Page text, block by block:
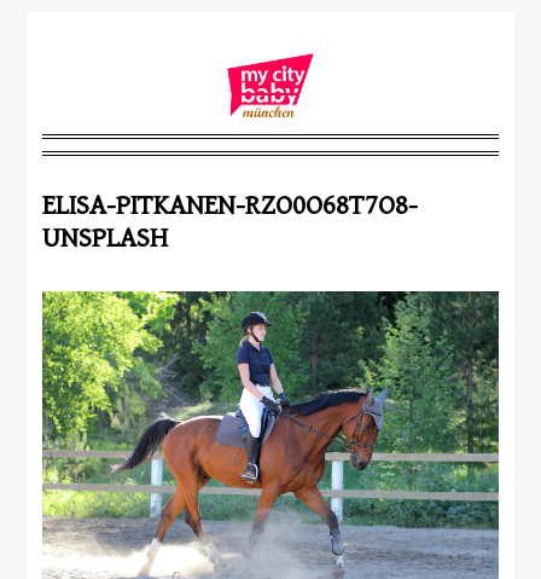
ELISA-PITKANEN-RZO0O68T7O8-
UNSPLASH